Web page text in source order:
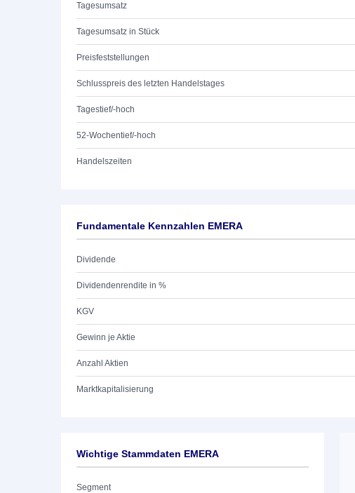
Tagesumsatz
Tagesumsatz in Stück
Preisfeststellungen
Schlusspreis des letzten Handelstages
Tagestief/-hoch
52-Wochentief/-hoch
Handelszeiten
Fundamentale Kennzahlen EMERA
Dividende
Dividendenrendite in %
KGV
Gewinn je Aktie
Anzahl Aktien
Marktkapitalisierung
Wichtige Stammdaten EMERA
Segment